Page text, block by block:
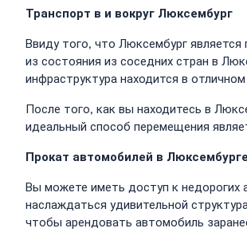
Транспорт в и вокруг Люксембург
Ввиду того, что Люксембург
из состояния из соседних стран в
инфраструктура находится в
После того, как вы находитесь в
идеальный способ перемещения
Прокат автомобилей в Люксембурге
Вы можете иметь доступ к недорогих
наслаждаться удивительной
чтобы арендовать автомобиль